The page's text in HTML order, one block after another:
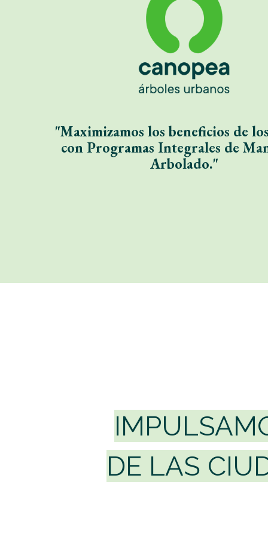
"Maximizamos los beneficios de
con Programas Integrales de
Arbolado."
DE LAS